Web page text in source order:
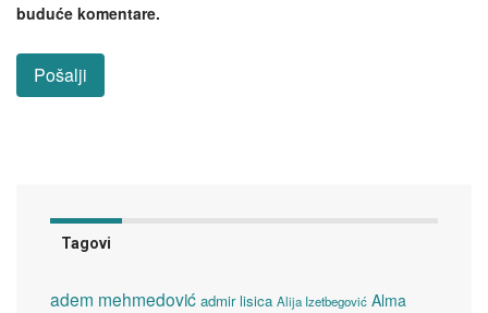
buduće komentare.
Tagovi
adem mehmedović admir lisica Alija Izetbegović Alma